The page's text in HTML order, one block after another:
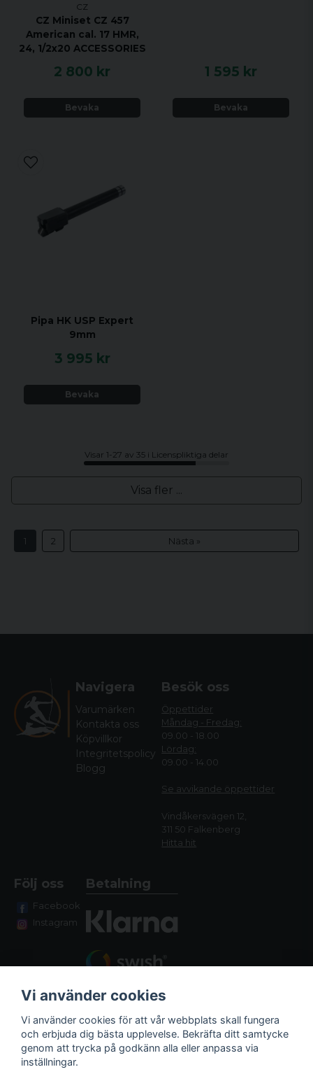
CZ
CZ Miniset CZ 457
American cal. 17 HMR,
24, 1/2x20 ACCESSORIES
2 800 kr
Bevaka
1 595 kr
Bevaka
Pipa HK USP Expert
9mm
3 995 kr
Bevaka
Visar 1-27 av 35 i Licenspliktiga delar
Visa fler ...
1 2 Nästa »
Navigera
Varumärken
Kontakta oss
Köpvillkor
Integritetspolicy
Blogg
Besök oss
Öppettider
Måndag - Fredag:
09.00 - 18.00
Lördag:
09.00 - 14.00
Se avvikande öppettider
Vindåkersvägen 12,
311 50 Falkenberg
Hitta hit
Följ oss
Facebook
Instagram
Betalning
Fraktalternativ
Vi använder cookies
Vi använder cookies för att vår webbplats skall fungera
och erbjuda dig bästa upplevelse. Bekräfta ditt samtycke
genom att trycka på godkänn alla eller anpassa via
inställningar.